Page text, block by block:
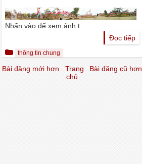
Nhấn vào để xem ảnh t...
Đọc tiếp
thông tin chung
Bài đăng mới hơn Bài đăng cũ hơn
Trang
chủ